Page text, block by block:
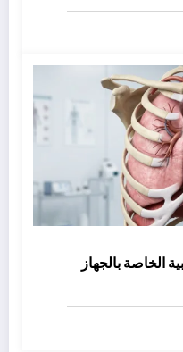
الخاصة بالجهاز